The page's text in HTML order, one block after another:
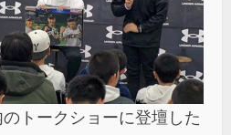
トークショーに登壇した